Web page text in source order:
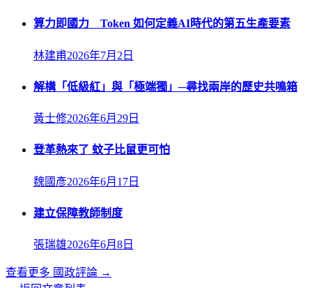
算力即國力 Token 如何定義AI時代的第五生產要素
林建甫2026年7月2日
解構「低級紅」與「極端獨」─尋找兩岸的歷史共鳴箱
黃士修2026年6月29日
登革熱來了 蚊子比鼠更可怕
魏國彥2026年6月17日
建立保障教師制度
張瑞雄2026年6月8日
查看更多 國政評論 →